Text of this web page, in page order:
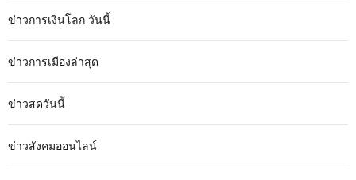
ข่าวการเงินโลก วันนี้
ข่าวการเมืองล่าสุด
ข่าวสดวันนี้
ข่าวสังคมออนไลน์